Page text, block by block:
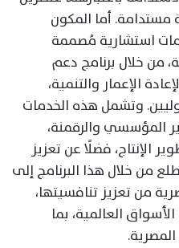
مستدامة. أما المكون
استشارية مُصممة
من خلال برنامج دعم
الإعمار والتنمية،
وتشمل هذه الخدمات
المؤسسي والرقمنة،
الإنتاج، فضلًا عن تعزيز
من خلال هذا البرنامج إلى
من تعزيز تنافسيتها،
العالمية، بما